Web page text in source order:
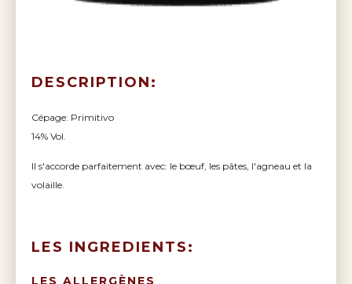
DESCRIPTION:
Cépage: Primitivo
14% Vol.
Il s'accorde parfaitement avec: le bœuf, les pâtes, l'agneau et la
volaille.
LES INGREDIENTS:
LES ALLERGÈNES